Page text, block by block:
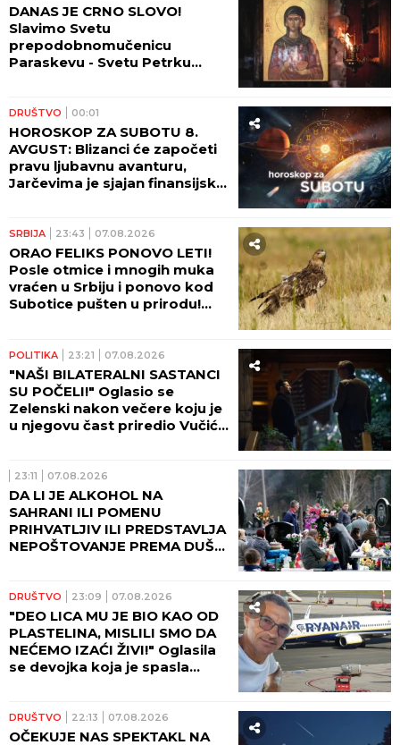
DANAS JE CRNO SLOVO!
Slavimo Svetu
prepodobnomučenicu
Paraskevu - Svetu Petrku
DRUŠTVO 00:01
HOROSKOP ZA SUBOTU 8.
AVGUST: Blizanci će započeti
pravu ljubavnu avanturu,
Jarčevima je sjajan finansijski
SRBIJA 23:43 07.08.2026
ORAO FELIKS PONOVO LETI!
Posle otmice i mnogih muka
vraćen u Srbiju i ponovo kod
Subotice pušten u prirodu!
POLITIKA 23:21 07.08.2026
"NAŠI BILATERALNI SASTANCI
SU POČELI!" Oglasio se
Zelenski nakon večere koju je
u njegovu čast priredio Vučić!
23:11 07.08.2026
DA LI JE ALKOHOL NA
SAHRANI ILI POMENU
PRIHVATLJIV ILI PREDSTAVLJA
NEPOŠTOVANJE PREMA DUŠI
DRUŠTVO 23:09 07.08.2026
"DEO LICA MU JE BIO KAO OD
PLASTELINA, MISLILI SMO DA
NEĆEMO IZAĆI ŽIVI!" Oglasila
se devojka koja je spasla
DRUŠTVO 22:13 07.08.2026
OČEKUJE NAS SPEKTAKL NA